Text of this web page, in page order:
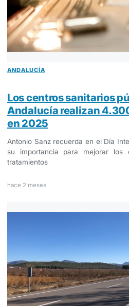
ANDALUCÍA
Los centros sanitarios
Andalucía realizan
en 2025
Antonio Sanz recuerda en el Día
su importancia para mejorar los
tratamientos
hace 2 meses